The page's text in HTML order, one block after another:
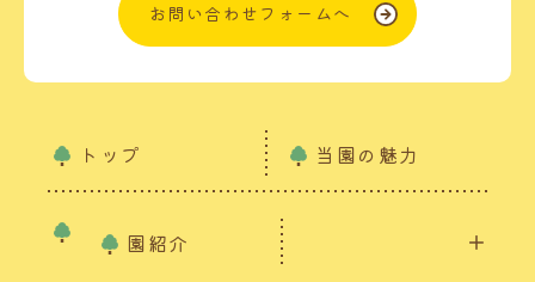
お問い合わせフォームへ
トップ 当園の魅力
園紹介